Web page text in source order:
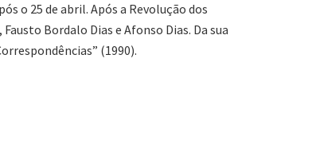
o 25 de abril. Após a Revolução dos
Bordalo Dias e Afonso Dias. Da sua
(1990).